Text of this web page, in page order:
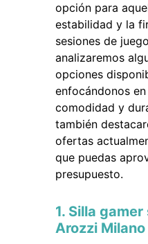
opción para
estabilidad y la
sesiones de
analizaremos
opciones
enfocándonos
comodidad y
también
ofertas
que puedas
presupuesto.
1. Silla
Arozzi Milano